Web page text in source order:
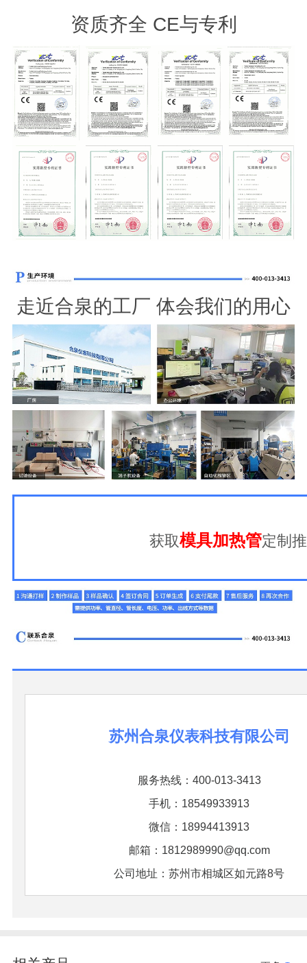
资质齐全 CE与专利
走近合泉的工厂 体会我们的用心
获取模具加热管定制
苏州合泉仪表科技有限公司
服务热线：400-013-3413
手机：18549933913
微信：18994413913
邮箱：1812989990@qq.com
公司地址：苏州市相城区如元路8号